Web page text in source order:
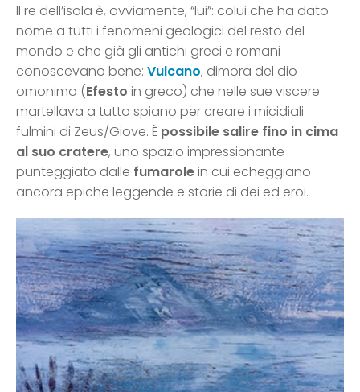
Il re dell’isola è, ovviamente, “lui”: colui che ha dato
nome a tutti i fenomeni geologici del resto del
mondo e che già gli antichi greci e romani
conoscevano bene: Vulcano, dimora del dio
omonimo (Efesto in greco) che nelle sue viscere
martellava a tutto spiano per creare i micidiali
fulmini di Zeus/Giove. È possibile salire fino in cima
al suo cratere, uno spazio impressionante
punteggiato dalle fumarolein cui echeggiano
ancora epiche leggende e storie di dei ed eroi.